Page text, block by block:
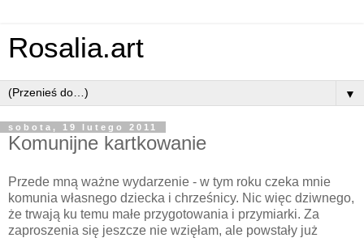
Rosalia.art
▼
sobota, 19 lutego 2011
Komunijne kartkowanie
Przede mną ważne wydarzenie - w tym roku czeka mnie
komunia własnego dziecka i chrześnicy. Nic więc dziwnego,
że trwają ku temu małe przygotowania i przymiarki. Za
zaproszenia się jeszcze nie wzięłam, ale powstały już